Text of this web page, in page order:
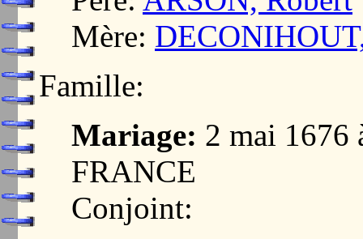
Mère:
Famille:
Mariage: 2 mai 1676
FRANCE
Conjoint: